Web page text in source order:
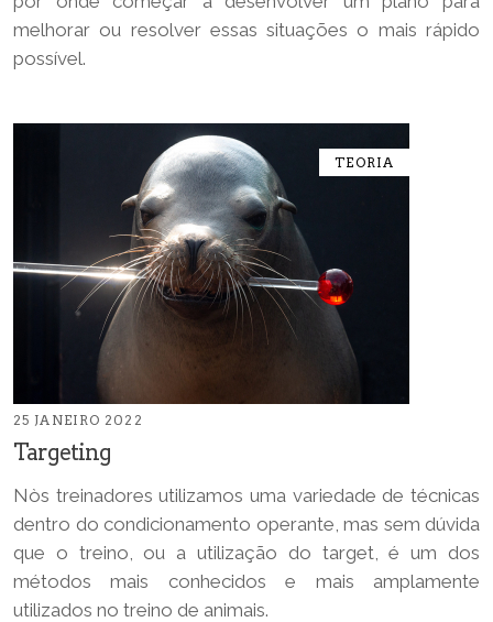
melhorar ou resolver essas situações o mais rápido
possível.
TEORIA
25 JANEIRO 2022
Targeting
Nòs treinadores utilizamos uma variedade de técnicas
dentro do condicionamento operante, mas sem dúvida
que o treino, ou a utilização do target, é um dos
métodos mais conhecidos e mais amplamente
utilizados no treino de animais.